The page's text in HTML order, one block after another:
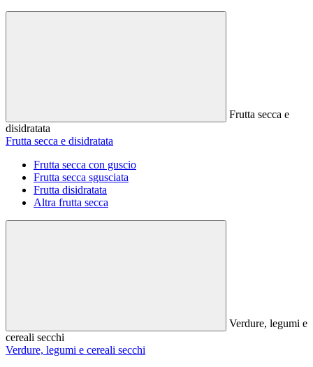
Frutta secca e
disidratata
Frutta secca e disidratata
Frutta secca con guscio
Frutta secca sgusciata
Frutta disidratata
Altra frutta secca
Verdure, legumi e
cereali secchi
Verdure, legumi e cereali secchi